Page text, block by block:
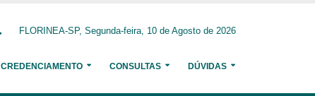
FLORINEA-SP, Segunda-feira, 10 de Agosto de 2026
CREDENCIAMENTO CONSULTAS DÚVIDAS